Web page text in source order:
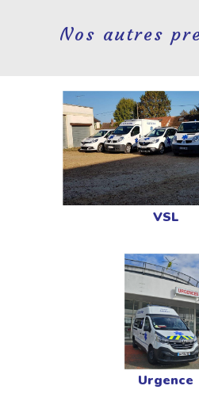
Nos autres
VSL
Urgence